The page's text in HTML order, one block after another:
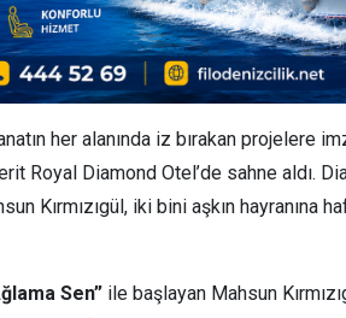
her alanında iz bırakan projelere
Royal Diamond Otel’de sahne aldı.
Kırmızıgül, iki bini aşkın hayranına
Sen” ile başlayan Mahsun